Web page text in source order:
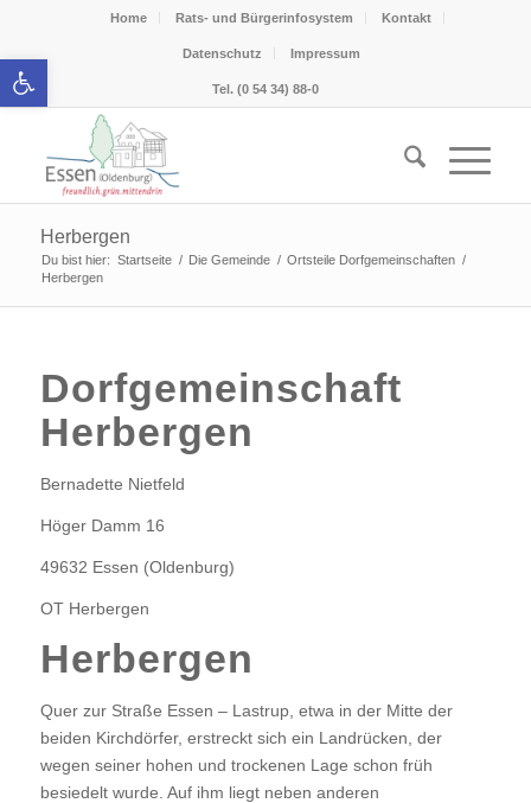
Werkzeugleiste öffnen
Home Rats- und Bürgerinfosystem Kontakt
Datenschutz Impressum
Tel. (0 54 34) 88-0
Herbergen
Du bist hier: Startseite / Die Gemeinde / Ortsteile Dorfgemeinschaften /
Herbergen
Dorfgemeinschaft
Herbergen
Bernadette Nietfeld
Höger Damm 16
49632 Essen (Oldenburg)
OT Herbergen
Herbergen
Quer zur Straße Essen – Lastrup, etwa in der Mitte der
beiden Kirchdörfer, erstreckt sich ein Landrücken, der
wegen seiner hohen und trockenen Lage schon früh
besiedelt wurde. Auf ihm liegt neben anderen